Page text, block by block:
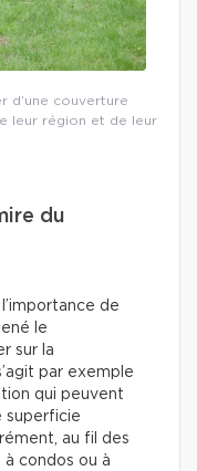
d’une couverture
leur région et de leur
du
de
le
sur la
par exemple
qui peuvent
superficie
au fil des
à condos ou à